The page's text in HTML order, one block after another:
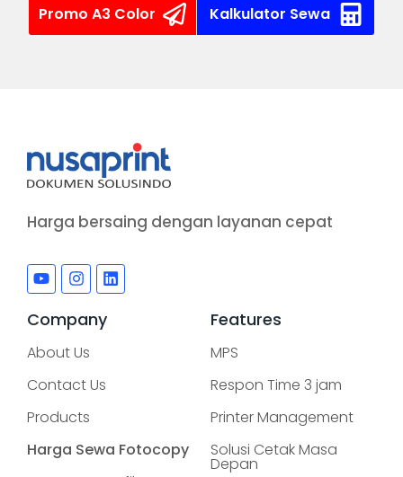
Promo A3 Color Kalkulator Sewa
Harga bersaing dengan layanan cepat
Company
About Us
Contact Us
Products
Harga Sewa Fotocopy
Features
MPS
Respon Time 3 jam
Printer Management
Solusi Cetak Masa
Depan